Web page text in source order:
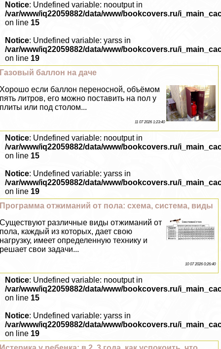
Notice: Undefined variable: nooutput in
/var/www/iq22059882/data/www/bookcovers.ru/
on line 15
Notice: Undefined variable: yarss in
/var/www/iq22059882/data/www/bookcovers.ru/
on line 19
Газовый баллон на даче
Хорошо если баллон переносной, объёмом
пять литров, его можно поставить на пол у
плиты или под столом...
11 07 2026 1:23:40
Notice: Undefined variable: nooutput in
/var/www/iq22059882/data/www/bookcovers.ru/
on line 15
Notice: Undefined variable: yarss in
/var/www/iq22059882/data/www/bookcovers.ru/
on line 19
Программа отжиманий от пола: схема, система, виды
Существуют различные виды отжиманий от
пола, каждый из которых, дает свою
нагрузку, имеет определенную технику и
решает свои задачи...
10 07 2026 0:26:40
Notice: Undefined variable: nooutput in
/var/www/iq22059882/data/www/bookcovers.ru/
on line 15
Notice: Undefined variable: yarss in
/var/www/iq22059882/data/www/bookcovers.ru/
on line 19